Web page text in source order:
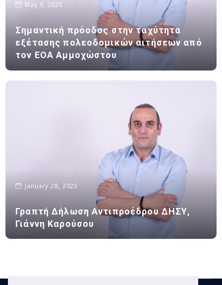
May 9, 2025
Σημαντική πρόοδος στην ταχύτητα
εξέτασης πολεοδομικών αιτήσεων από
τον ΕΟΑ Αμμοχώστου
January 28, 2025
Γραπτή Δήλωση Αντιπροέδρου ΔΗΣΥ,
Γιάννη Καρούσου